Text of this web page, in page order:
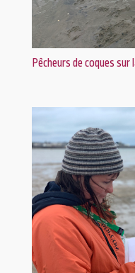
Pêcheurs de coques sur